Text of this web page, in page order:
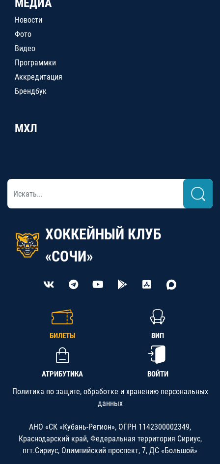
МЕДИА
Новости
Фото
Видео
Программки
Аккредитация
Брендбук
МХЛ
ХОККЕЙНЫЙ КЛУБ
«СОЧИ»
БИЛЕТЫ ВИП
АТРИБУТИКА ВОЙТИ
Политика по защите, обработке и хранению персональных
данных
АНО «СК «Кубань-Регион», ОГРН 1142300002349,
Краснодарский край, Федеральная территория Сириус,
пгт.Сириус, Олимпийский проспект, 7, ДС «Большой»